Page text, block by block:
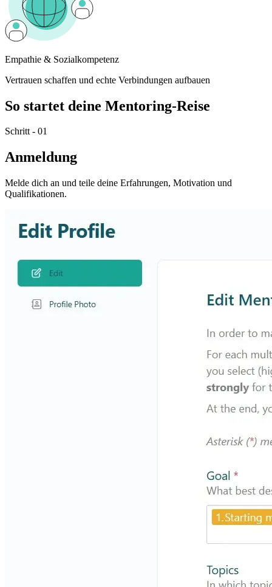
Empathie & Sozialkompetenz
Vertrauen schaffen und echte Verbindungen aufbauen
So startet deine Mentoring-Reise
Schritt - 01
Anmeldung
Melde dich an und teile deine Erfahrungen, Motivation und
Qualifikationen.